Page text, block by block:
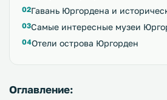
Гавань Юргордена и
Самые интересные музеи
Отели острова Юргорден
Оглавление: